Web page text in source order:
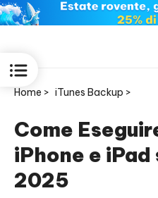
ReiBoot
for iOS
Home > iTunes Backup >
Come
iPhone e
2025